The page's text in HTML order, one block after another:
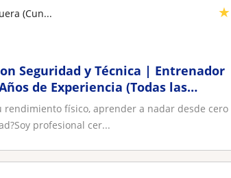
★
(Cun...
Seguridad y Técnica | Entrenador
de Experiencia (Todas las
rendimiento físico, aprender a nadar desde
profesional cer...